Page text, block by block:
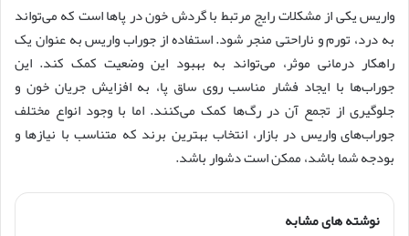
واریس یکی از مشکلات رایج مرتبط با گردش خون در پاها است که می‌تواند
به درد، تورم و ناراحتی منجر شود. استفاده از جوراب واریس به عنوان یک
راهکار درمانی موثر، می‌تواند به بهبود این وضعیت کمک کند. این
جوراب‌ها با ایجاد فشار مناسب روی ساق پا، به افزایش جریان خون و
جلوگیری از تجمع آن در رگ‌ها کمک می‌کنند. اما با وجود انواع مختلف
جوراب‌های واریس در بازار، انتخاب بهترین برند که متناسب با نیازها و
بودجه شما باشد، ممکن است دشوار باشد.
نوشته های مشابه